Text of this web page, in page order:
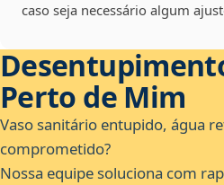
caso seja necessário algum
Perto de Mim
Vaso sanitário entupido, água
comprometido?
Nossa equipe soluciona com